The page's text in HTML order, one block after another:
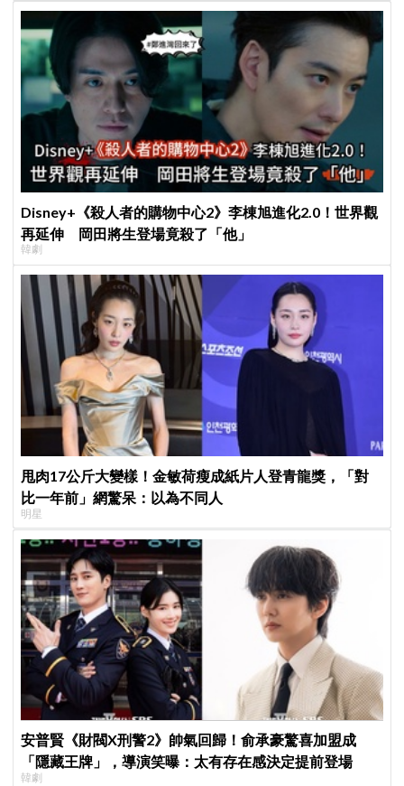
Disney+《殺人者的購物中心2》李棟旭進化2.0！世界觀
再延伸 岡田將生登場竟殺了「他」
韓劇
甩肉17公斤大變樣！金敏荷瘦成紙片人登青龍獎，「對
比一年前」網驚呆：以為不同人
明星
安普賢《財閥X刑警2》帥氣回歸！俞承豪驚喜加盟成
「隱藏王牌」，導演笑曝：太有存在感決定提前登場
韓劇